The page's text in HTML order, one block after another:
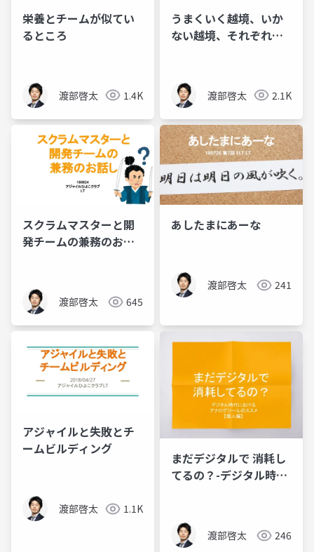
栄養とチームが似てい
るところ
渡部啓太 1.4K
うまくいく越境、いか
ない越境、それぞれの
渡部啓太 2.1K
スクラムマスターと開
発チームの兼務のお話
渡部啓太 645
あしたまにあーな
渡部啓太 241
アジャイルと失敗とチ
ームビルディング
渡部啓太 1.1K
まだデジタルで 消耗し
てるの？-デジタル時代
渡部啓太 246